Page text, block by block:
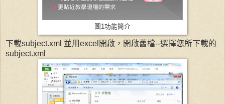
圖1功能簡介
下載subject.xml 並用excel開啟，開啟舊檔--選擇您所下載的
subject.xml